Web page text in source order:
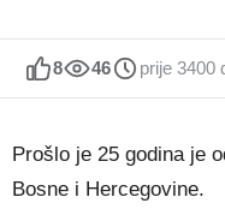
8 46 prije 3400
Prošlo je 25 godina je
Bosne i Hercegovine.